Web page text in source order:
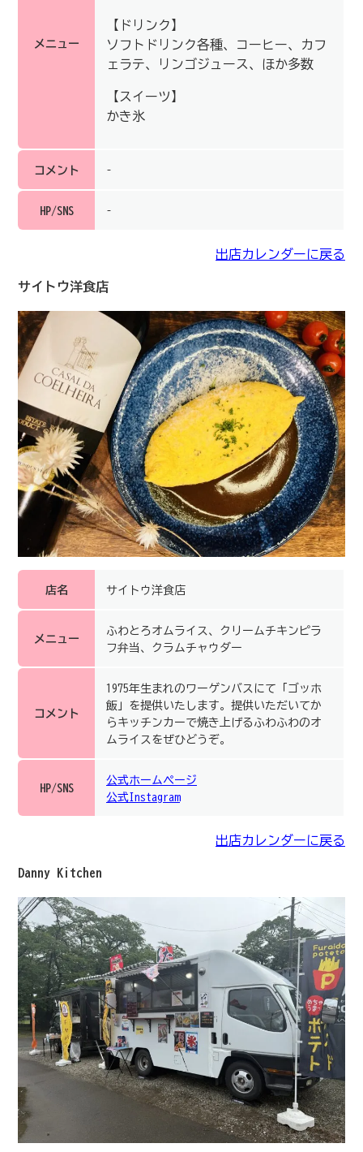
メニュー
【ドリンク】
ソフトドリンク各種、コーヒー、カフ
ェラテ、リンゴジュース、ほか多数
【スイーツ】
かき氷
コメント –
HP/SNS –
出店カレンダーに戻る
サイトウ洋食店
店名 サイトウ洋食店
メニュー
ふわとろオムライス、クリームチキンピラ
フ弁当、クラムチャウダー
コメント
1975年生まれのワーゲンバスにて「ゴッホ
飯」を提供いたします。提供いただいてか
らキッチンカーで焼き上げるふわふわのオ
ムライスをぜひどうぞ。
HP/SNS
公式ホームページ
公式Instagram
出店カレンダーに戻る
Danny Kitchen